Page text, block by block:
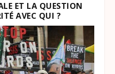
ET LA QUESTION
AVEC QUI ?